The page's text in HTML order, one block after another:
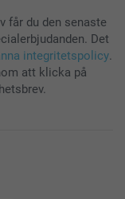
får du den senaste
Det
integritetspolicy.
att klicka på